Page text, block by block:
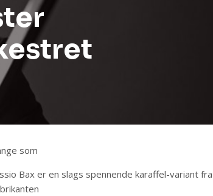
som
Bax er en slags spennende karaffel-variant